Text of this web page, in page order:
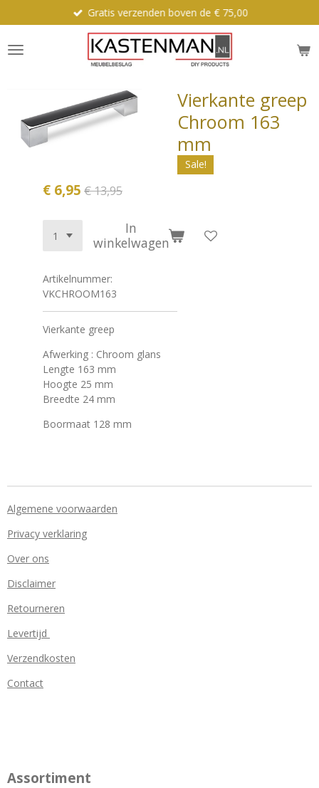
direct
naar
de
Gratis verzenden boven de € 75,00
Vierkante greep
Chroom 163
mm
Sale!
€ 6,95 € 13,95
In
winkelwagen
Artikelnummer:
VKCHROOM163
Vierkante greep
Afwerking : Chroom glans
Lengte 163 mm
Hoogte 25 mm
Breedte 24 mm
Boormaat 128 mm
Algemene voorwaarden
Privacy verklaring
Over ons
Disclaimer
Retourneren
Levertijd
Verzendkosten
Contact
Assortiment